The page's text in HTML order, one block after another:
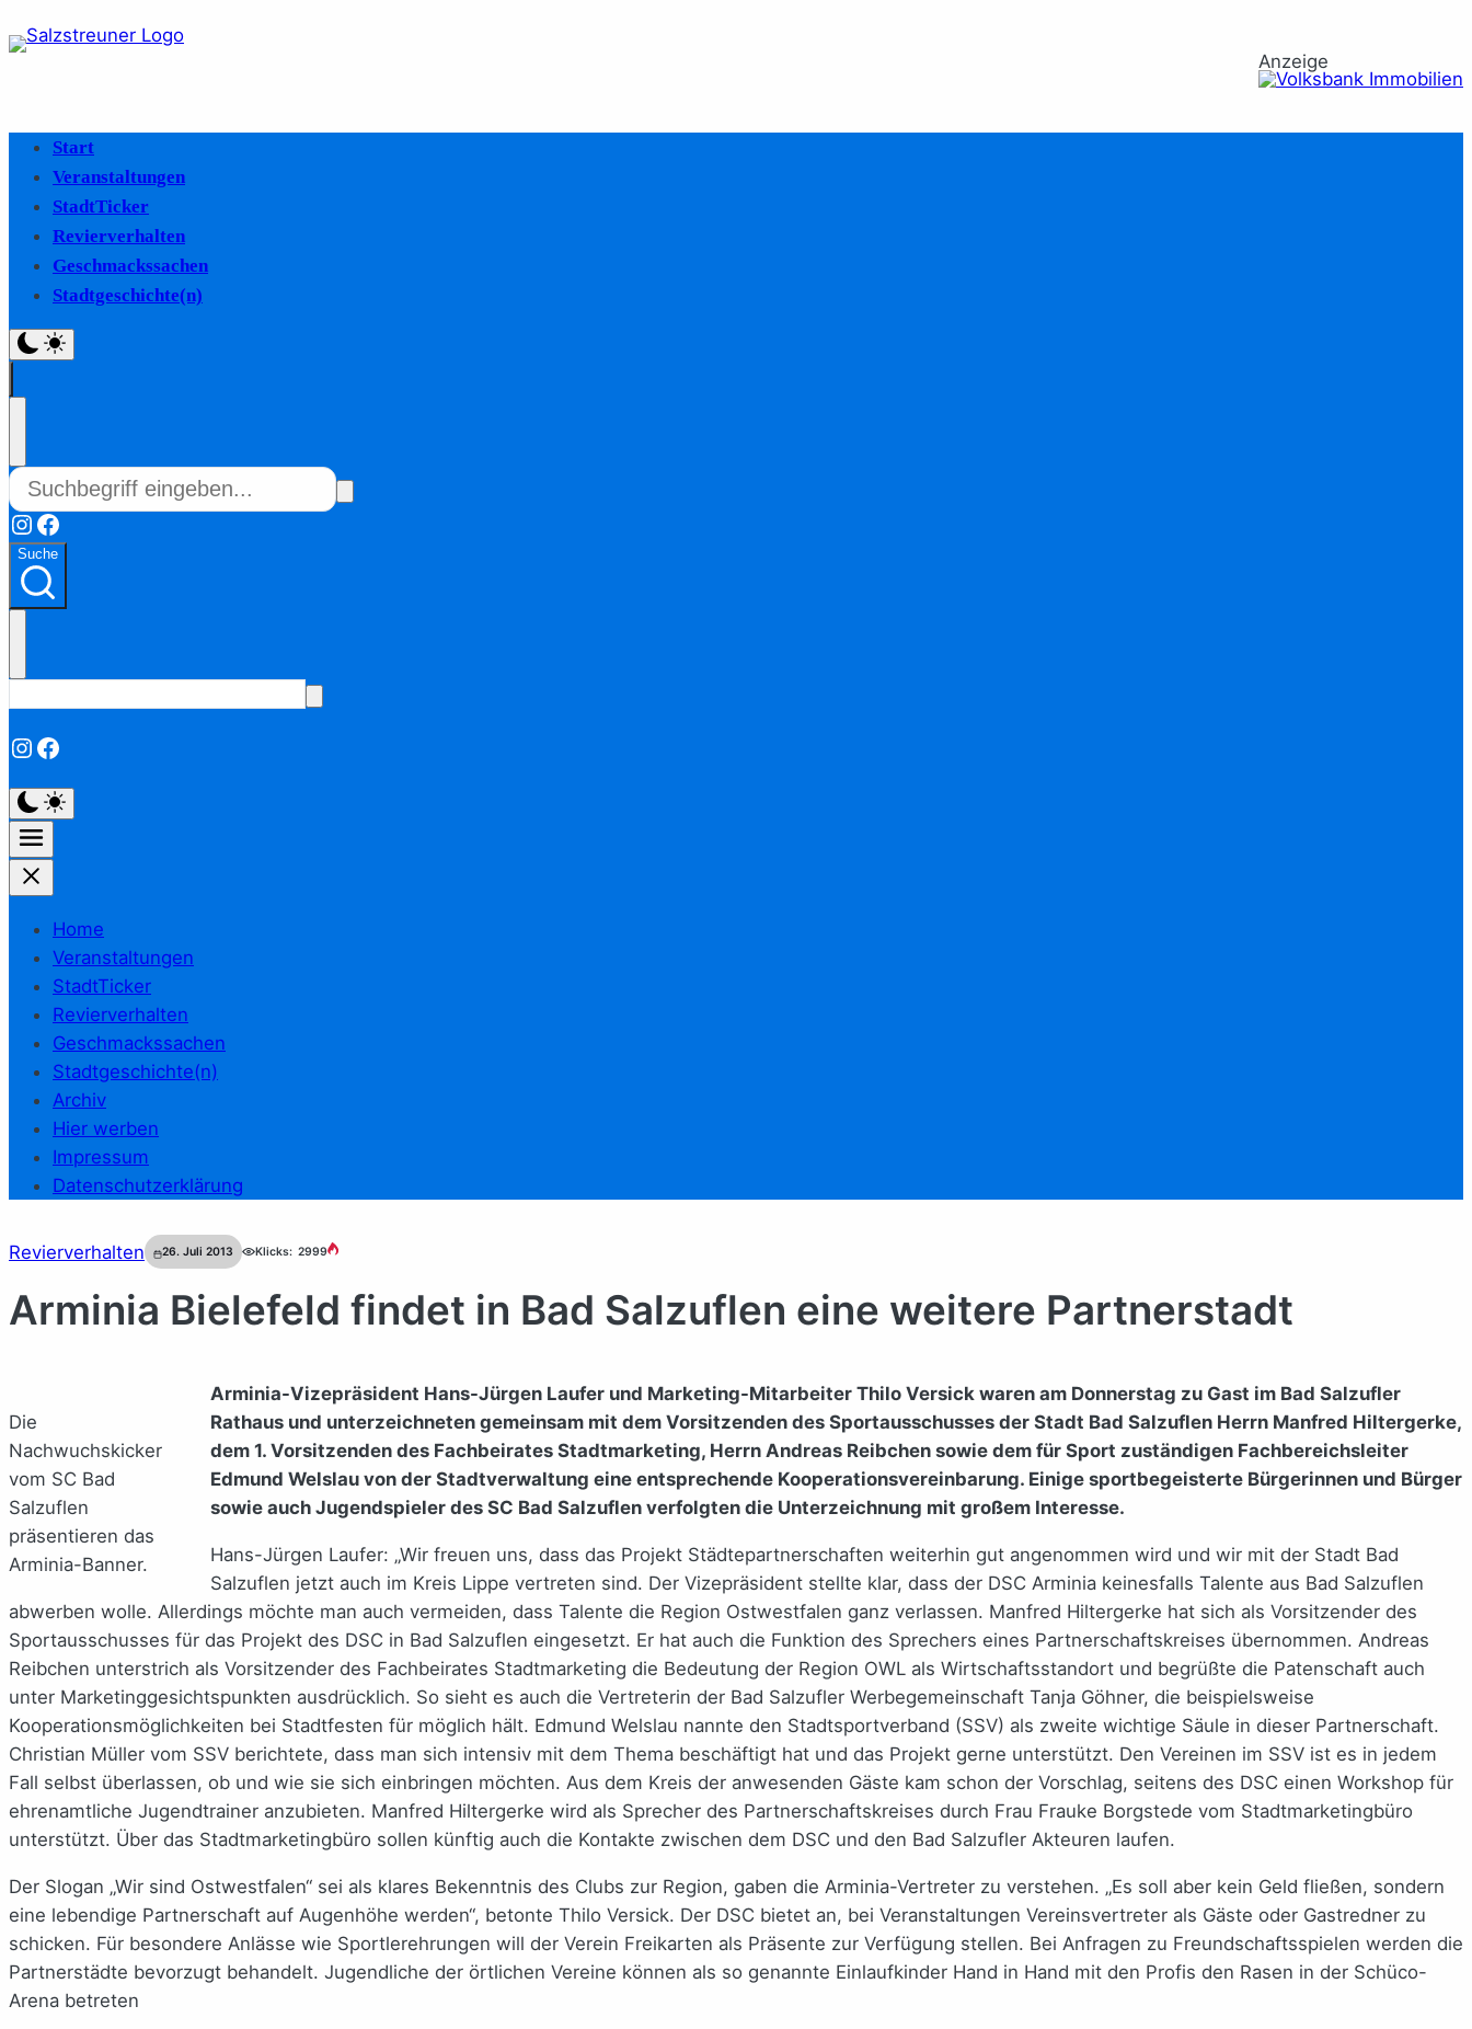
Anzeige
Start
Veranstaltungen
StadtTicker
Revierverhalten
Geschmackssachen
Stadtgeschichte(n)
Instagram
Facebook
Suche
Instagram
Facebook
Home
Veranstaltungen
StadtTicker
Revierverhalten
Geschmackssachen
Stadtgeschichte(n)
Archiv
Hier werben
Impressum
Datenschutzerklärung
Revierverhalten 26. Juli 2013 Klicks: 2999
Arminia Bielefeld findet in Bad Salzuflen eine weitere Partnerstadt
Die
Nachwuchskicker
vom SC Bad
Salzuflen
präsentieren das
Arminia-Banner.
Arminia-Vizepräsident Hans-Jürgen Laufer und Marketing-Mitarbeiter Thilo Versick waren am Donnerstag zu Gast im Bad Salzufler
Rathaus und unterzeichneten gemeinsam mit dem Vorsitzenden des Sportausschusses der Stadt Bad Salzuflen Herrn Manfred Hiltergerke,
dem 1. Vorsitzenden des Fachbeirates Stadtmarketing, Herrn Andreas Reibchen sowie dem für Sport zuständigen Fachbereichsleiter
Edmund Welslau von der Stadtverwaltung eine entsprechende Kooperationsvereinbarung. Einige sportbegeisterte Bürgerinnen und Bürger
sowie auch Jugendspieler des SC Bad Salzuflen verfolgten die Unterzeichnung mit großem Interesse.
Hans-Jürgen Laufer: „Wir freuen uns, dass das Projekt Städtepartnerschaften weiterhin gut angenommen wird und wir mit der Stadt Bad
Salzuflen jetzt auch im Kreis Lippe vertreten sind. Der Vizepräsident stellte klar, dass der DSC Arminia keinesfalls Talente aus Bad Salzuflen
abwerben wolle. Allerdings möchte man auch vermeiden, dass Talente die Region Ostwestfalen ganz verlassen. Manfred Hiltergerke hat sich als Vorsitzender des
Sportausschusses für das Projekt des DSC in Bad Salzuflen eingesetzt. Er hat auch die Funktion des Sprechers eines Partnerschaftskreises übernommen. Andreas
Reibchen unterstrich als Vorsitzender des Fachbeirates Stadtmarketing die Bedeutung der Region OWL als Wirtschaftsstandort und begrüßte die Patenschaft auch
unter Marketinggesichtspunkten ausdrücklich. So sieht es auch die Vertreterin der Bad Salzufler Werbegemeinschaft Tanja Göhner, die beispielsweise
Kooperationsmöglichkeiten bei Stadtfesten für möglich hält. Edmund Welslau nannte den Stadtsportverband (SSV) als zweite wichtige Säule in dieser Partnerschaft.
Christian Müller vom SSV berichtete, dass man sich intensiv mit dem Thema beschäftigt hat und das Projekt gerne unterstützt. Den Vereinen im SSV ist es in jedem
Fall selbst überlassen, ob und wie sie sich einbringen möchten. Aus dem Kreis der anwesenden Gäste kam schon der Vorschlag, seitens des DSC einen Workshop für
ehrenamtliche Jugendtrainer anzubieten. Manfred Hiltergerke wird als Sprecher des Partnerschaftskreises durch Frau Frauke Borgstede vom Stadtmarketingbüro
unterstützt. Über das Stadtmarketingbüro sollen künftig auch die Kontakte zwischen dem DSC und den Bad Salzufler Akteuren laufen.
Der Slogan „Wir sind Ostwestfalen“ sei als klares Bekenntnis des Clubs zur Region, gaben die Arminia-Vertreter zu verstehen. „Es soll aber kein Geld fließen, sondern
eine lebendige Partnerschaft auf Augenhöhe werden“, betonte Thilo Versick. Der DSC bietet an, bei Veranstaltungen Vereinsvertreter als Gäste oder Gastredner zu
schicken. Für besondere Anlässe wie Sportlerehrungen will der Verein Freikarten als Präsente zur Verfügung stellen. Bei Anfragen zu Freundschaftsspielen werden die
Partnerstädte bevorzugt behandelt. Jugendliche der örtlichen Vereine können als so genannte Einlaufkinder Hand in Hand mit den Profis den Rasen in der Schüco-
Arena betreten